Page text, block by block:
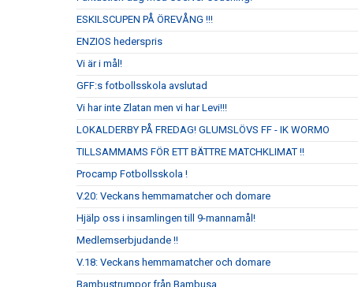
ESKILSCUPEN PÅ ÖREVÅNG !!!
ENZIOS hederspris
Vi är i mål!
GFF:s fotbollsskola avslutad
Vi har inte Zlatan men vi har Levi!!!
LOKALDERBY PÅ FREDAG! GLUMSLÖVS FF - IK WORMO
TILLSAMMAMS FÖR ETT BÄTTRE MATCHKLIMAT !!
Procamp Fotbollsskola !
V.20: Veckans hemmamatcher och domare
Hjälp oss i insamlingen till 9-mannamål!
Medlemserbjudande !!
V.18: Veckans hemmamatcher och domare
Bambustrumpor från Bambusa